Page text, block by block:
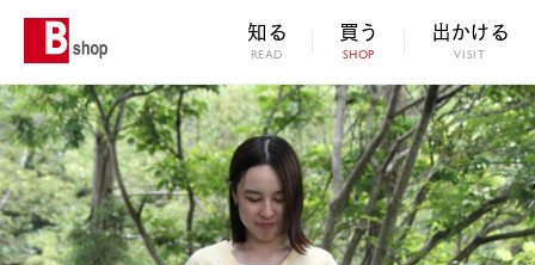
知る
READ
買う
SHOP
出かける
VISIT